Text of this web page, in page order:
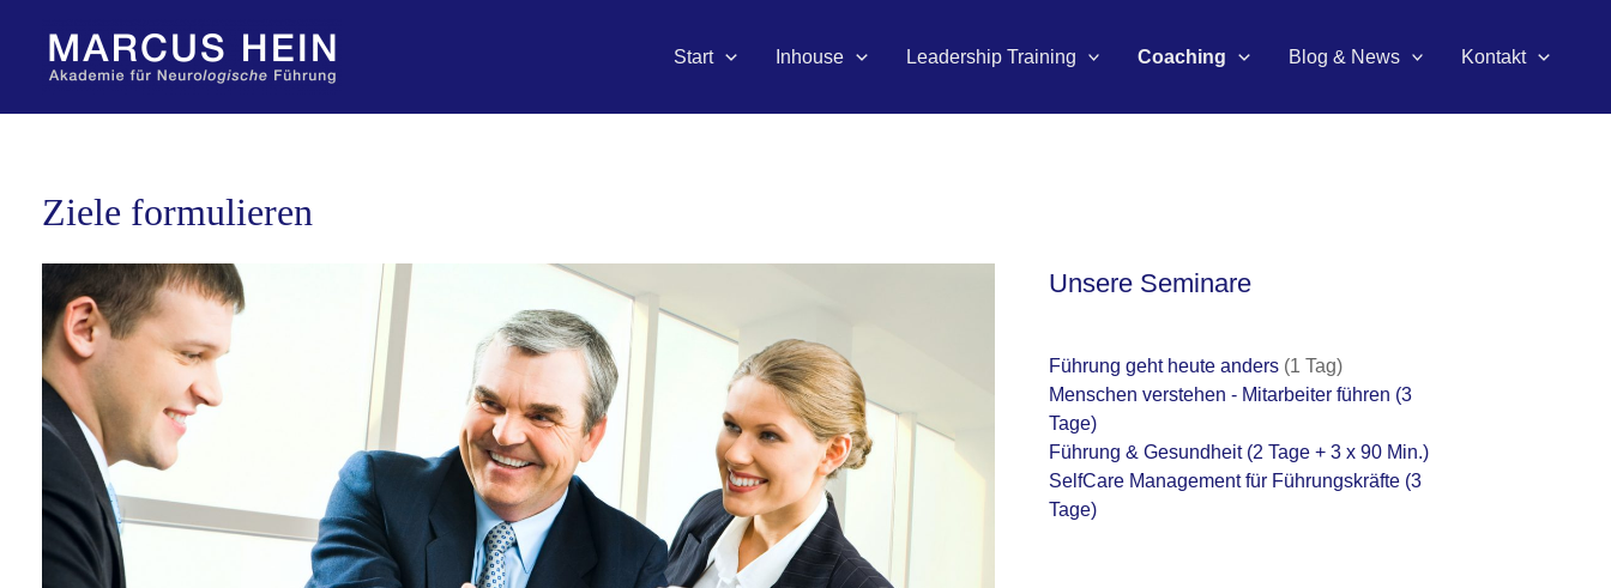
springen
Start Inhouse Leadership Training Coaching Blog & News Kontakt
Ziele formulieren
Unsere Seminare
Führung geht heute anders (1 Tag)
Menschen verstehen - Mitarbeiter führen (3
Tage)
Führung & Gesundheit(2 Tage + 3 x 90 Min.)
SelfCare Management für Führungskräfte (3
Tage)